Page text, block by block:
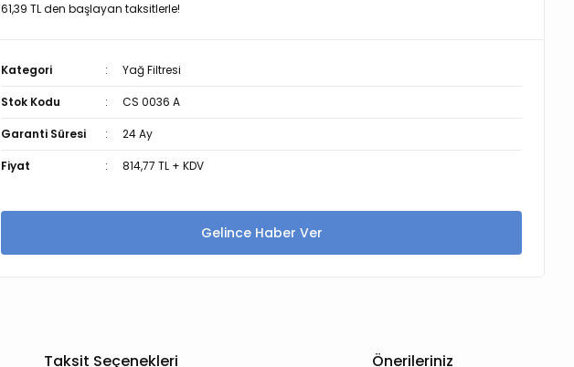
61,39 TL den başlayan taksitlerle!
Kategori Yağ Filtresi
Stok Kodu CS 0036 A
Garanti Süresi 24 Ay
Fiyat 814,77 TL + KDV
Gelince Haber Ver
Taksit Seçenekleri Önerileriniz